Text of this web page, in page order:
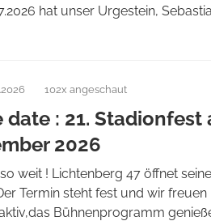
hat unser Urgestein,
102x angeschaut
date : 21. Stadionfest
2026
weit ! Lichtenberg 47 öffnet
Termin steht fest und wir freuen
Bühnenprogramm